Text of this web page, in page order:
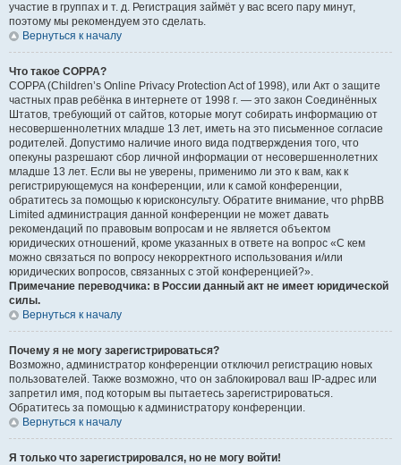
участие в группах и т. д. Регистрация займёт у вас всего пару минут,
поэтому мы рекомендуем это сделать.
Вернуться к началу
Что такое COPPA?
COPPA (Children’s Online Privacy Protection Act of 1998), или Акт о защите
частных прав ребёнка в интернете от 1998 г. — это закон Соединённых
Штатов, требующий от сайтов, которые могут собирать информацию от
несовершеннолетних младше 13 лет, иметь на это письменное согласие
родителей. Допустимо наличие иного вида подтверждения того, что
опекуны разрешают сбор личной информации от несовершеннолетних
младше 13 лет. Если вы не уверены, применимо ли это к вам, как к
регистрирующемуся на конференции, или к самой конференции,
обратитесь за помощью к юрисконсульту. Обратите внимание, что phpBB
Limited администрация данной конференции не может давать
рекомендаций по правовым вопросам и не является объектом
юридических отношений, кроме указанных в ответе на вопрос «С кем
можно связаться по вопросу некорректного использования и/или
юридических вопросов, связанных с этой конференцией?».
Примечание переводчика: в России данный акт не имеет юридической
силы.
Вернуться к началу
Почему я не могу зарегистрироваться?
Возможно, администратор конференции отключил регистрацию новых
пользователей. Также возможно, что он заблокировал ваш IP-адрес или
запретил имя, под которым вы пытаетесь зарегистрироваться.
Обратитесь за помощью к администратору конференции.
Вернуться к началу
Я только что зарегистрировался, но не могу войти!